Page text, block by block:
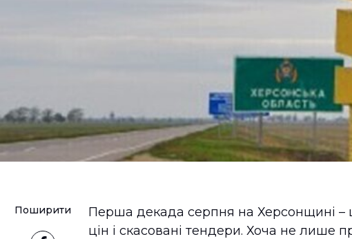
Поширити
Перша декада серпня на Херсонщині
цін і скасовані тендери. Хоча не лише